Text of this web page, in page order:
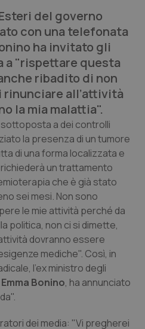
del governo
con una telefonata
ha invitato gli
a "rispettare questa
ribadito di non
all’attività
la mia malattia".
a dei controlli
la presenza di un tumore
di una forma localizzata e
un trattamento
che è già stato
sei mesi. Non sono
le mie attività perché da
politica, non ci si dimette,
dovranno essere
mediche". Così, in
l'ex ministro degli
Emma Bonino, ha annunciato
dei media: "Vi pregherei